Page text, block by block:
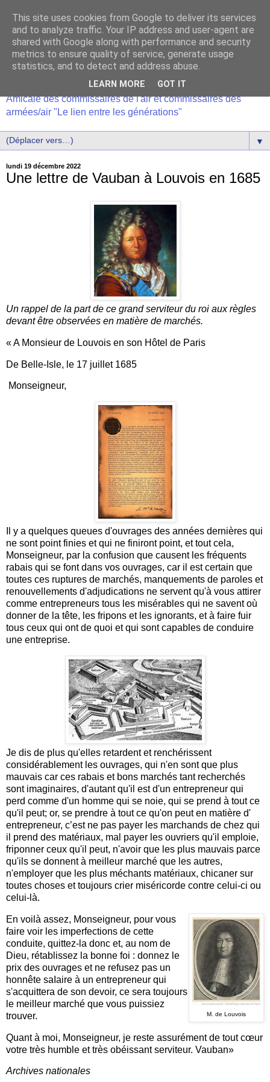
Amicale des commissaires de l'air et commissaires des
armées/air "Le lien entre les générations"
▼
lundi 19 décembre 2022
Une lettre de Vauban à Louvois en 1685
Un rappel de la part de ce grand serviteur du roi aux règles
devant être observées en matière de marchés.
« A Monsieur de Louvois en son Hôtel de Paris
De Belle-Isle, le 17 juillet 1685
Monseigneur,
Il y a quelques queues d'ouvrages des années dernières qui
ne sont point finies et qui ne finiront point, et tout cela,
Monseigneur, par la confusion que causent les fréquents
rabais qui se font dans vos ouvrages, car il est certain que
toutes ces ruptures de marchés, manquements de paroles et
renouvellements d'adjudications ne servent qu'à vous attirer
comme entrepreneurs tous les misérables qui ne savent où
donner de la tête, les fripons et les ignorants, et à faire fuir
tous ceux qui ont de quoi et qui sont capables de conduire
une entreprise.
Je dis de plus qu'elles retardent et renchérissent
considérablement les ouvrages, qui n'en sont que plus
mauvais car ces rabais et bons marchés tant recherchés
sont imaginaires, d'autant qu'il est d'un entrepreneur qui
perd comme d'un homme qui se noie, qui se prend à tout ce
qu'il peut; or, se prendre à tout ce qu'on peut en matière d'
entrepreneur, c’est ne pas payer les marchands de chez qui
il prend des matériaux, mal payer les ouvriers qu'il emploie,
friponner ceux qu'il peut, n'avoir que les plus mauvais parce
qu'ils se donnent à meilleur marché que les autres,
n'employer que les plus méchants matériaux, chicaner sur
toutes choses et toujours crier miséricorde contre celui-ci ou
celui-là.
M. de Louvois
En voilà assez, Monseigneur, pour vous
faire voir les imperfections de cette
conduite, quittez-la donc et, au nom de
Dieu, rétablissez la bonne foi : donnez le
prix des ouvrages et ne refusez pas un
honnête saIaire à un entrepreneur qui
s'acquittera de son devoir, ce sera toujours
le meilleur marché que vous puissiez
trouver.
Quant à moi, Monseigneur, je reste assurément de tout cœur
votre très humble et très obéissant serviteur. Vauban»
Archives nationales
This site uses cookies from Google to deliver its services
and to analyze traffic. Your IP address and user-agent are
shared with Google along with performance and security
metrics to ensure quality of service, generate usage
statistics, and to detect and address abuse.
LEARN MORE GOT IT